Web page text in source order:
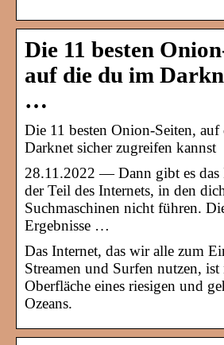
Die 11 besten
auf die du im
…
Die 11 besten Onion-Seiten,
Darknet sicher zugreifen kannst
28.11.2022 — Dann gibt es das
der Teil des Internets, in den
Suchmaschinen nicht führen.
Ergebnisse …
Das Internet, das wir alle zum
Streamen und Surfen nutzen,
Oberfläche eines riesigen und
Ozeans.